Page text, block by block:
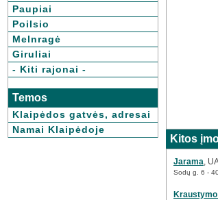
Paupiai
Poilsio
Melnragė
Giruliai
- Kiti rajonai -
Temos
Klaipėdos gatvės, adresai
Namai Klaipėdoje
Kitos
Jarama,
Sodų g. 6 -